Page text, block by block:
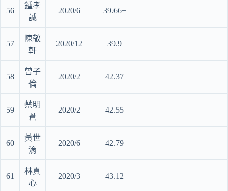
56
鍾孝
誠
2020/6 39.66+
57
陳敬
軒
2020/12 39.9
58
曾子
倫
2020/2 42.37
59
蔡明
蒼
2020/2 42.55
60
黃世
淯
2020/6 42.79
61
林真
心
2020/3 43.12